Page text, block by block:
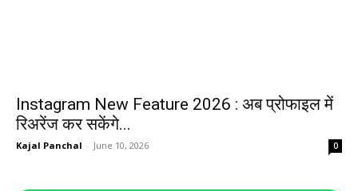
Instagram New Feature 2026 : अब प्रोफाइल में
रिअरेंज कर सकेंगे...
Kajal Panchal - June 10, 2026 0